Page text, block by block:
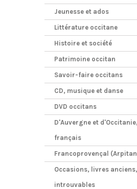
Jeunesse et ados
Littérature occitane
Histoire et société
Patrimoine occitan
Savoir-faire occitans
CD, musique et danse
DVD occitans
D'Auvergne et
français
Francoprovençal
Occasions, livres anciens,
introuvables